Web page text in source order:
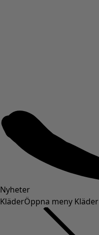
Nyheter
KläderÖppna meny Kläder